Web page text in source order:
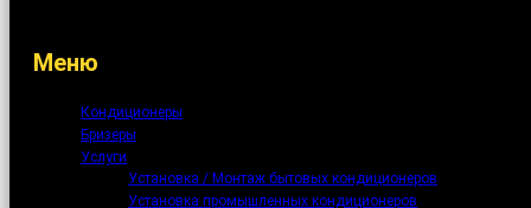
Меню
Кондиционеры
Бризеры
Услуги
Установка / Монтаж бытовых кондиционеров
Установка промышленных кондиционеров